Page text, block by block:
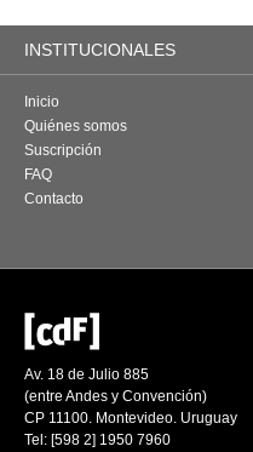
INSTITUCIONALES
Inicio
Quiénes somos
Suscripción
FAQ
Contacto
Av. 18 de Julio 885
(entre Andes y Convención)
CP 11100. Montevideo. Uruguay
Tel: [598 2] 1950 7960